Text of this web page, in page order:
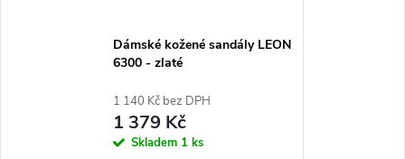
Dámské kožené sandály LEON
6300 - zlaté
1 140 Kč bez DPH
1 379 Kč
Skladem 1 ks